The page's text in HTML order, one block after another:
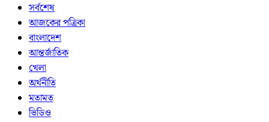
সর্বশেষ
আজকের পত্রিকা
বাংলাদেশ
আন্তর্জাতিক
খেলা
অর্থনীতি
মতামত
ভিডিও